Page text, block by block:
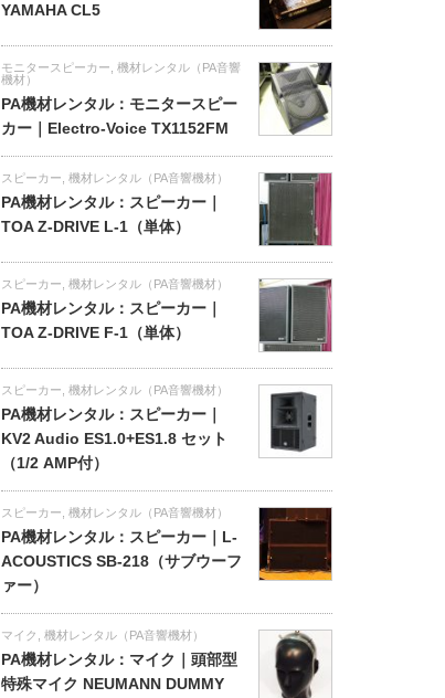
YAMAHA CL5
モニタースピーカー 機材レンタル（PA音響
機材）
PA機材レンタル：モニタースピー
カー｜Electro-Voice TX1152FM
スピーカー 機材レンタル（PA音響機材）
PA機材レンタル：スピーカー｜
TOA Z-DRIVE L-1（単体）
スピーカー 機材レンタル（PA音響機材）
PA機材レンタル：スピーカー｜
TOA Z-DRIVE F-1（単体）
スピーカー 機材レンタル（PA音響機材）
PA機材レンタル：スピーカー｜
KV2 Audio ES1.0+ES1.8 セット
（1/2 AMP付）
スピーカー 機材レンタル（PA音響機材）
PA機材レンタル：スピーカー｜L-
ACOUSTICS SB-218（サブウーフ
ァー）
マイク 機材レンタル（PA音響機材）
PA機材レンタル：マイク｜頭部型
特殊マイク NEUMANN DUMMY